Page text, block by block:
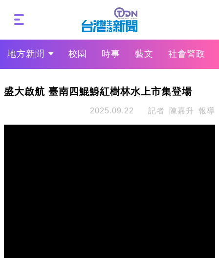
地方新聞 校園 時事 藝文 社會警政
盛大啟航 臺南四鯤鯓紅樹林水上市集登場
2025.09.22 記者 陳嘉升 報導